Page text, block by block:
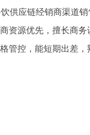
供应链经销商渠道
资源优先，擅长商
管控，能短期出差